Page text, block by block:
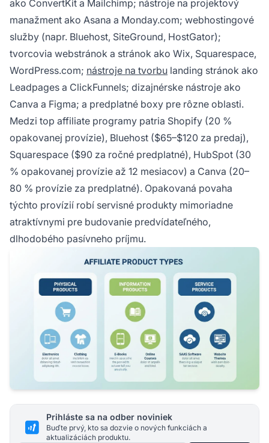
ako ConvertKit a Mailchimp; nástroje na projektový
manažment ako Asana a Monday.com; webhostingové
služby (napr. Bluehost, SiteGround, HostGator);
tvorcovia webstránok a stránok ako Wix, Squarespace,
WordPress.com; nástroje na tvorbu landing stránok ako
Leadpages a ClickFunnels; dizajnérske nástroje ako
Canva a Figma; a predplatné boxy pre rôzne oblasti.
Medzi top affiliate programy patria Shopify (20 %
opakovanej provízie), Bluehost ($65–$120 za predaj),
Squarespace ($90 za ročné predplatné), HubSpot (30
% opakovanej provízie až 12 mesiacov) a Canva (20–
80 % provízie za predplatné). Opakovaná povaha
týchto provízií robí servisné produkty mimoriadne
atraktívnymi pre budovanie predvídateľného,
dlhodobého pasívneho príjmu.
Prihláste sa na odber noviniek
Buďte prvý, kto sa dozvie o nových funkciách a
aktualizáciách produktu.